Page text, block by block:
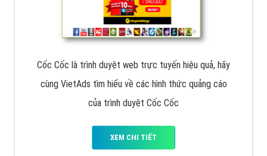
Cốc Cốc là trình duyệt web trực tuyến hiệu quả, hãy
cùng VietAds tìm hiểu về các hình thức quảng cáo
của trình duyệt Cốc Cốc
XEM CHI TIẾT